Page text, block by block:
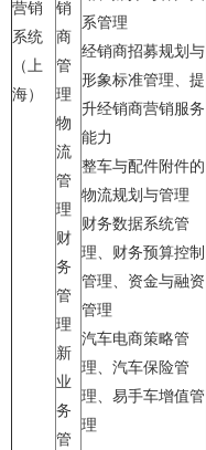
营销
系统
（上
海）
销
商
管
理
物
流
管
理
财
务
管
理
新
业
务
管
系管理
经销商招募规划与
形象标准管理、提
升经销商营销服务
能力
整车与配件附件的
物流规划与管理
财务数据系统管
理、财务预算控制
管理、资金与融资
管理
汽车电商策略管
理、汽车保险管
理、易手车增值管
理